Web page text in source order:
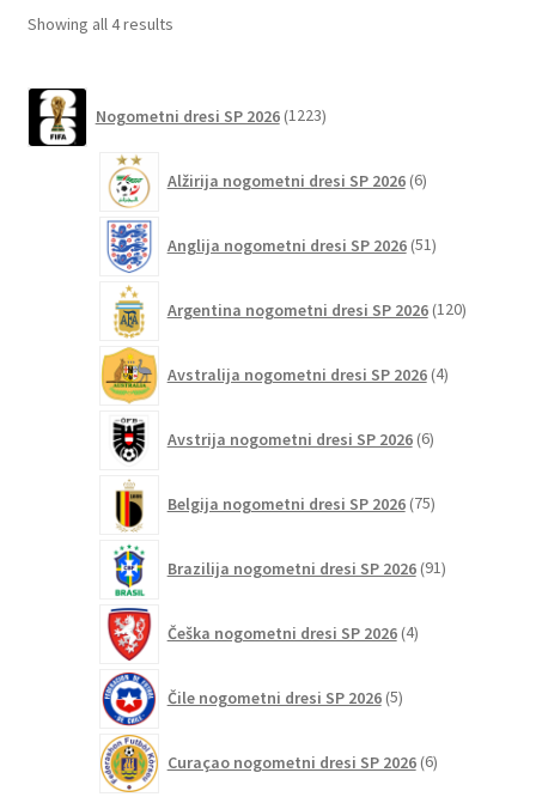
Showing all 4 resultsSorted
Nogometni dresi SP 2026 1223izdelkov
Alžirija nogometni dresi SP 2026 6izdelkov
Anglija nogometni dresi SP 2026 51izdelkov
Argentina nogometni dresi SP 2026 120izdelkov
Avstralija nogometni dresi SP 2026 4izdelki
Avstrija nogometni dresi SP 2026 6izdelkov
Belgija nogometni dresi SP 2026 75izdelkov
Brazilija nogometni dresi SP 2026 91izdelkov
Češka nogometni dresi SP 2026 4izdelki
Čile nogometni dresi SP 2026 5izdelkov
Curaçao nogometni dresi SP 2026 6izdelkov